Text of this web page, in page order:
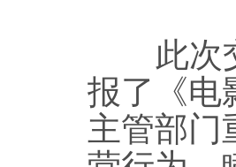
此次交
报了《电
主管部门